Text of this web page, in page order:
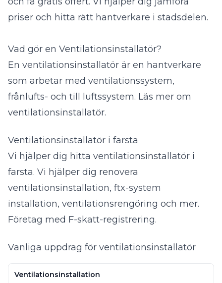
priser och hitta rätt hantverkare i stadsdelen.
Vad gör en Ventilationsinstallatör?
En ventilationsinstallatör är en hantverkare
som arbetar med ventilationssystem,
frånlufts- och till luftssystem. Läs mer om
ventilationsinstallatör.
Ventilationsinstallatör i farsta
Vi hjälper dig hitta ventilationsinstallatör i
farsta. Vi hjälper dig renovera
ventilationsinstallation, ftx-system
installation, ventilationsrengöring och mer.
Företag med F-skatt-registrering.
Vanliga uppdrag för ventilationsinstallatör
Ventilationsinstallation